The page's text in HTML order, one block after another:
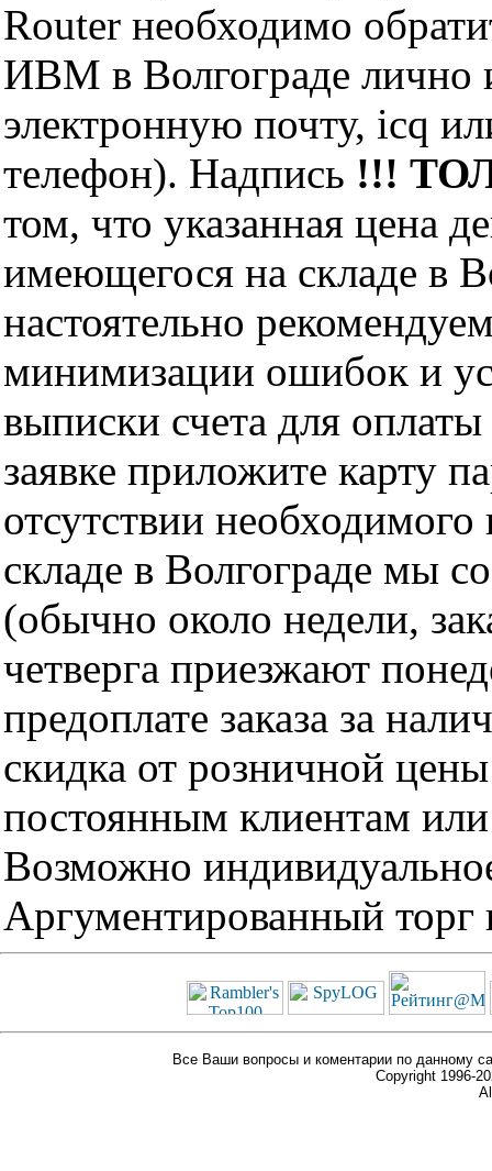
Router необходимо
ИВМ в Волгограде лично
электронную почту, icq
телефон). Надпись !!!
том, что указанная цена
имеющегося на складе в
настоятельно
минимизации ошибок и
выписки счета для
заявке приложите карту
отсутствии
складе в Волгограде мы
(обычно около недели,
четверга приезжают
предоплате заказа за
скидка от розничной
постоянным клиентам
Возможно
Аргументированный торг
Все Ваши вопросы и коментарии по данному
Copyright 1996-